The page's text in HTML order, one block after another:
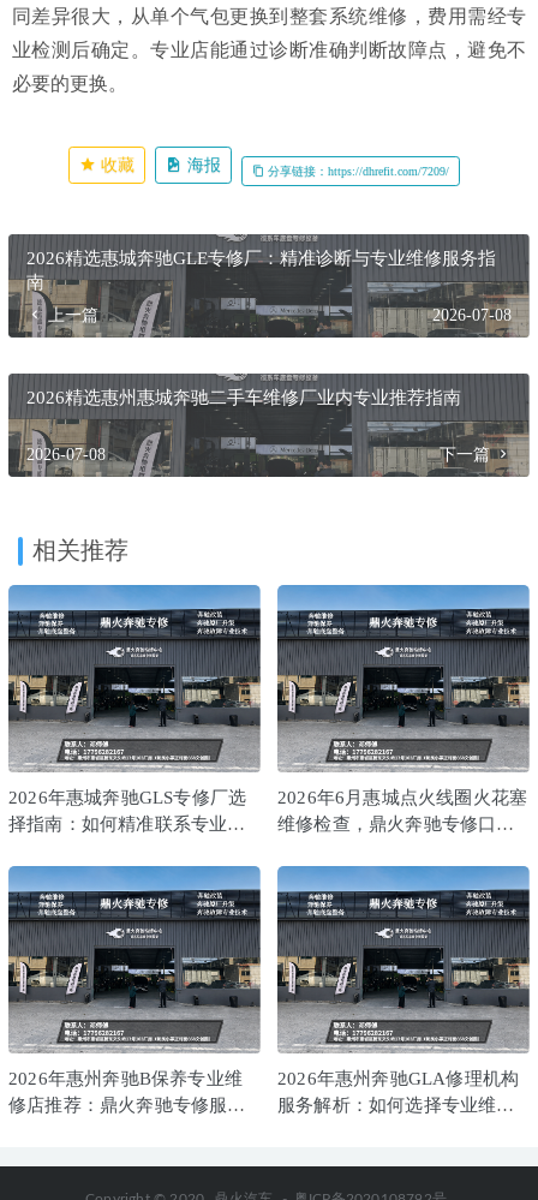
同差异很大，从单个气包更换到整套系统维修，费用需经专
业检测后确定。专业店能通过诊断准确判断故障点，避免不
必要的更换。
收藏 海报 分享链接：https://dhrefit.com/7209/
2026精选惠城奔驰GLE专修厂：精准诊断与专业维修服务指
南
上一篇 2026-07-08
2026精选惠州惠城奔驰二手车维修厂业内专业推荐指南
2026-07-08 下一篇
相关推荐
2026年惠城奔驰GLS专修厂选
择指南：如何精准联系专业服
2026年6月惠城点火线圈火花塞
维修检查，鼎火奔驰专修口碑
2026年惠州奔驰B保养专业维
修店推荐：鼎火奔驰专修服务
2026年惠州奔驰GLA修理机构
服务解析：如何选择专业维修